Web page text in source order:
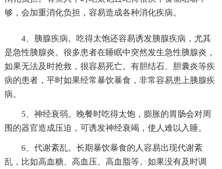
够，会加重消化负担，容易造成各种消化疾病。
4、胰腺疾病。吃得太饱还容易诱发胰腺疾病，尤其
是急性胰腺炎。很多患者在睡眠中突然发生急性胰腺炎，
如果无法及时抢救，很容易死亡。有胆结石、胆囊炎等疾
病的患者，平时如果经常暴饮暴食，非常容易患上胰腺疾
病。
5、神经衰弱。晚餐时吃得太饱，膨胀的胃肠会对周
围的器官造成压迫，可诱发神经衰竭，使人难以入睡。
6、代谢紊乱。长期暴饮暴食的人容易出现代谢紊
乱，比如高血糖、高血压、高血脂等。如果没有及时调